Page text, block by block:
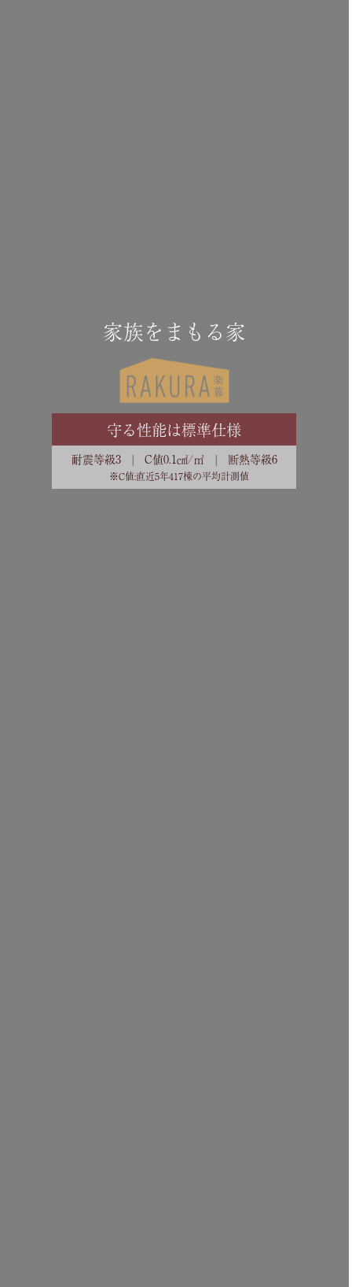
家族をまもる家
守る性能は標準仕様
耐震等級3 | C値0.1㎠/㎡ | 断熱等級6
※C値:直近5年417棟の平均計測値